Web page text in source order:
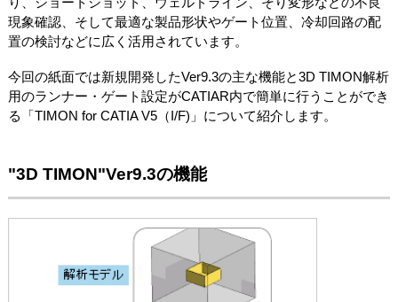
現象確認、そして最適な製品形状やゲート位置、冷却回路の配
置の検討などに広く活用されています。
今回の紙面では新規開発したVer9.3の主な機能と3D TIMON解析
用のランナー・ゲート設定がCATIAR内で簡単に行うことができ
る「TIMON for CATIA V5（I/F)」について紹介します。
"3D TIMON"Ver9.3の機能